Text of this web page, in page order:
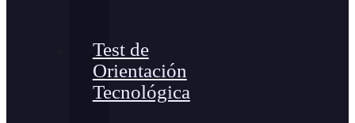
Test de
Orientación
Tecnológica